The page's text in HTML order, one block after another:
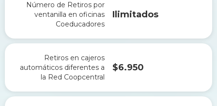
Número de Retiros por
ventanilla en oficinas
Coeducadores
Ilimitados
Retiros en cajeros
automáticos diferentes a
la Red Coopcentral
$6.950